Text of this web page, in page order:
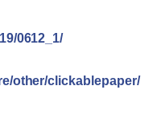
よけスプレー 熊スプレー
安全ロック搭載 携帯収納袋
0612_1/
other/clickablepaper/